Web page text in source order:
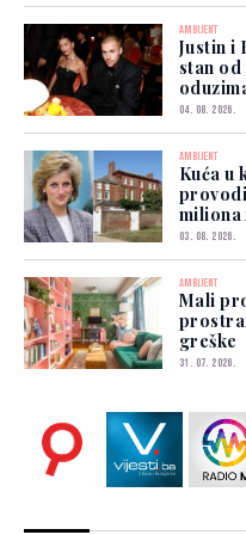
AMBIJENT
Justin i
stan
04. 08. 2026.
AMBIJENT
Kuća u
miliona
03. 08. 2026.
AMBIJENT
Mali
greške
31. 07. 2026.